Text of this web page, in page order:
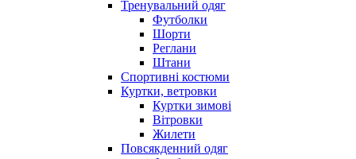
Тренувальний одяг
Футболки
Шорти
Реглани
Штани
Спортивні костюми
Куртки, ветровки
Куртки зимові
Вітровки
Жилети
Повсякденний одяг